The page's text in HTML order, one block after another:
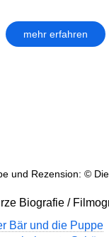
mehr erfahren
und Rezension: ©
Biografie /
Bär und die Puppe